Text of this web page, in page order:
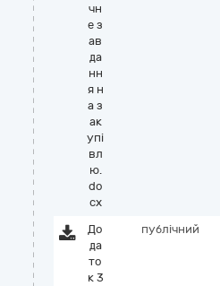
чн
е з
ав
да
нн
я н
а з
ак
упі
вл
ю.
do
cx
До
да
то
к 3
публічний